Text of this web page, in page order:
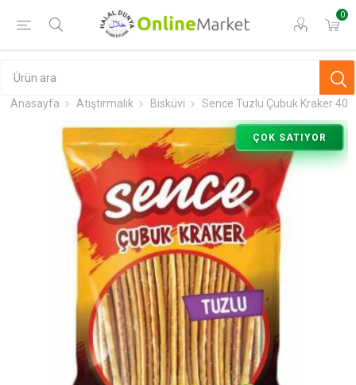
0
Anasayfa Atıştırmalık Bisküvi Sence Tuzlu Çubuk Kraker 40
ÇOK SATIYOR